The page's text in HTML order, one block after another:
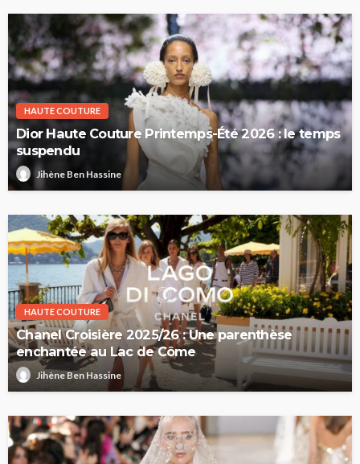
HAUTE COUTURE
Dior Haute Couture Printemps-Été 2026 : le temps
suspendu
Jihène Ben Hassine
HAUTE COUTURE
Chanel Croisière 2025/26 : Une parenthèse
enchantée au Lac de Côme
Jihène Ben Hassine